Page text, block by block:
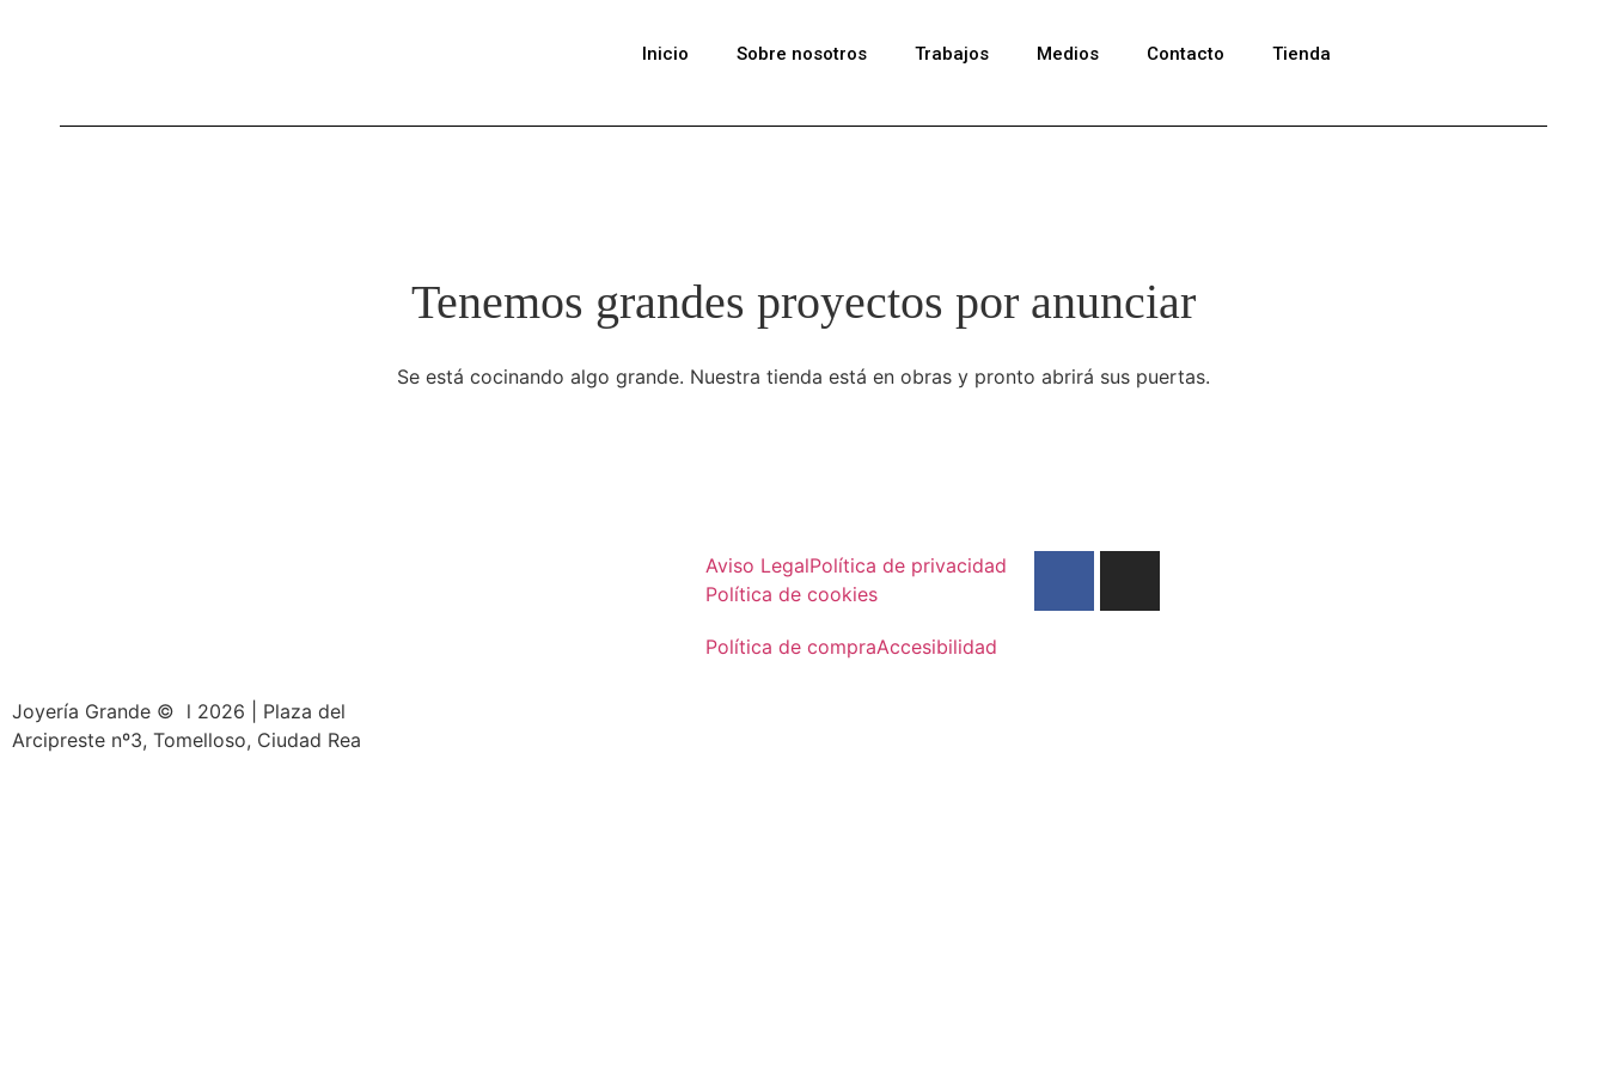
Inicio Sobre nosotros Trabajos Medios Contacto Tienda
Tenemos grandes proyectos por anunciar
Se está cocinando algo grande. Nuestra tienda está en obras y pronto abrirá sus puertas.
Aviso LegalPolítica de privacidad
Política de cookies
Política de compraAccesibilidad
Joyería Grande © l 2026 | Plaza del
Arcipreste nº3, Tomelloso, Ciudad Rea